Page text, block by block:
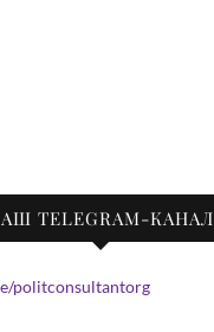
TELEGRAM-КАНАЛ
politconsultantorg